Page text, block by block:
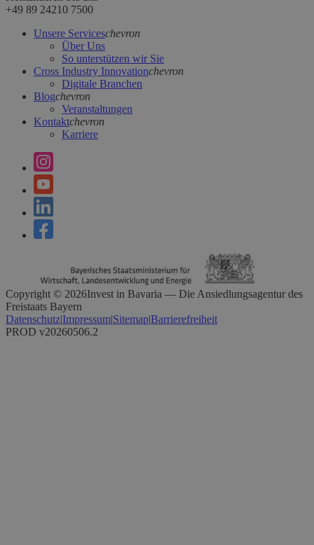
+49 89 24210 7500
Unsere Serviceschevron
Über Uns
So unterstützen wir Sie
Cross Industry Innovationchevron
Digitale Branchen
Blogchevron
Veranstaltungen
Kontaktchevron
Karriere
Copyright © 2026Invest in Bavaria — Die Ansiedlungsagentur des
Freistaats Bayern
Datenschutz|Impressum|Sitemap|Barrierefreiheit
PROD v20260506.2